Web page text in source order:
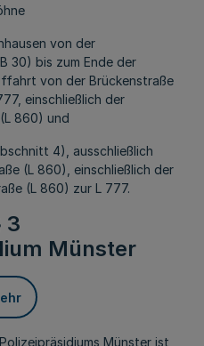
von der
30) bis zum Ende der
von der Brückenstraße
einschließlich der
860) und
4), ausschließlich
(L 860), einschließlich der
(L 860) zur L 777.
3
Münster
Münster ist